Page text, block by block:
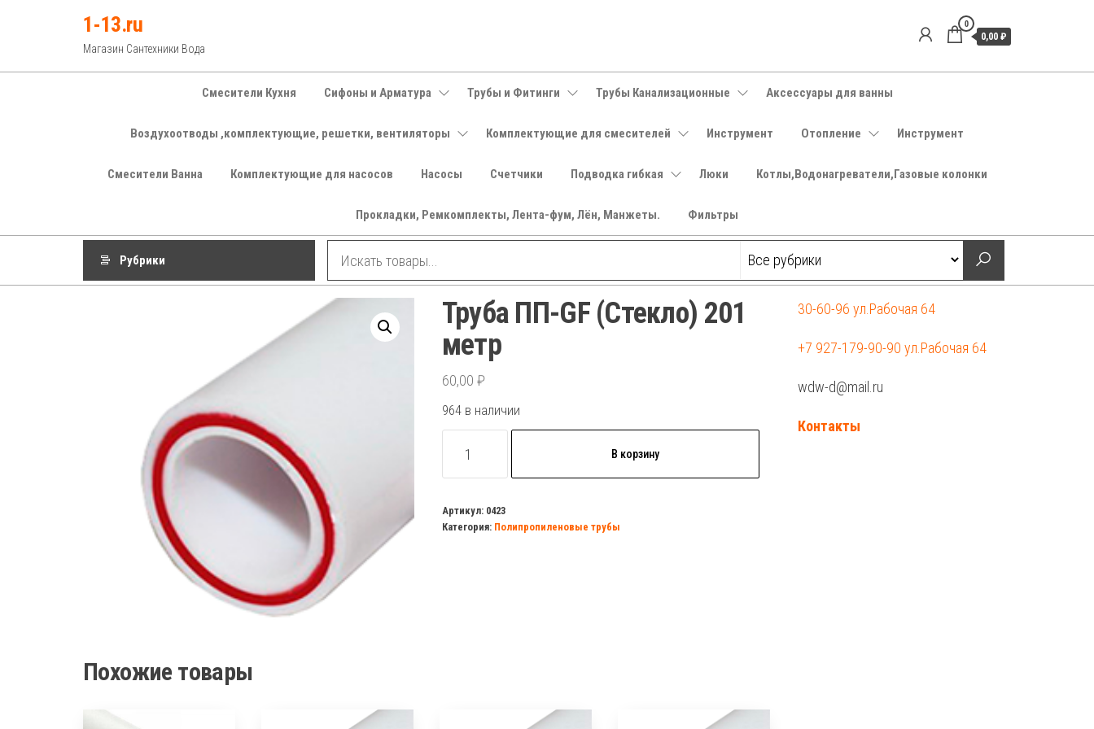
1-13.ru
Магазин Сантехники Вода
0
0,00 ₽
Смесители Кухня Сифоны и Арматура Трубы и Фитинги Трубы Канализационные Аксессуары для ванны
Воздухоотводы ,комплектующие, решетки, вентиляторы Комплектующие для смесителей Инструмент Отопление Инструмент
Смесители Ванна Комплектующие для насосов Насосы Счетчики Подводка гибкая Люки Котлы,Водонагреватели,Газовые колонки
Прокладки, Ремкомплекты, Лента-фум, Лён, Манжеты. Фильтры
Рубрики
Труба ПП-GF (Стекло) 201
метр
60,00 ₽
964 в наличии
товара
ПП-
GF
В корзину
Артикул: 0423
Категория: Полипропиленовые трубы
Похожие товары
30-60-96 ул.Рабочая 64
+7 927-179-90-90 ул.Рабочая 64
wdw-d@mail.ru
Контакты